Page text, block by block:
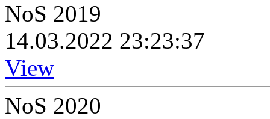
NoS 2019
14.03.2022 23:23:37
View
NoS 2020